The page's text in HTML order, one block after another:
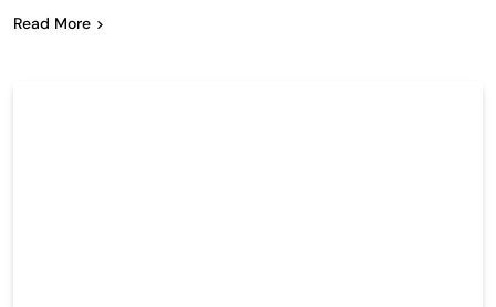
Read More